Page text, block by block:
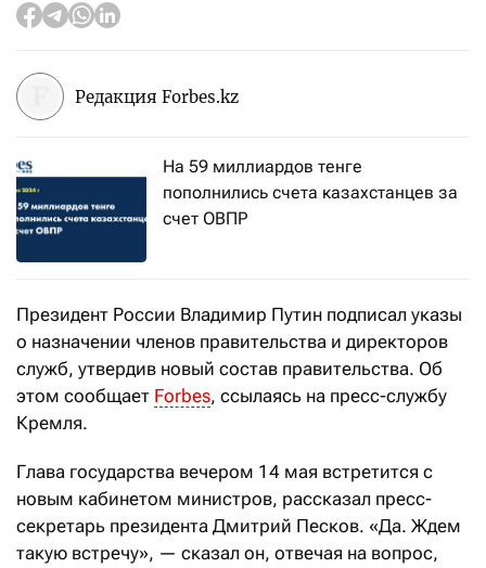
Редакция Forbes.kz
На 59 миллиардов тенге
пополнились счета казахстанцев за
счет ОВПР
Президент России Владимир Путин подписал указы
о назначении членов правительства и директоров
служб, утвердив новый состав правительства. Об
этом сообщает Forbes, ссылаясь на пресс-службу
Кремля.
Глава государства вечером 14 мая встретится с
новым кабинетом министров, рассказал пресс-
секретарь президента Дмитрий Песков. «Да. Ждем
такую встречу», — сказал он, отвечая на вопрос,